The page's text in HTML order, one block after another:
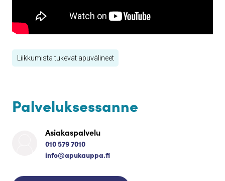
Liikkumista tukevat apuvälineet
Palveluksessanne
Asiakaspalvelu
010 579 7010
info@apukauppa.fi